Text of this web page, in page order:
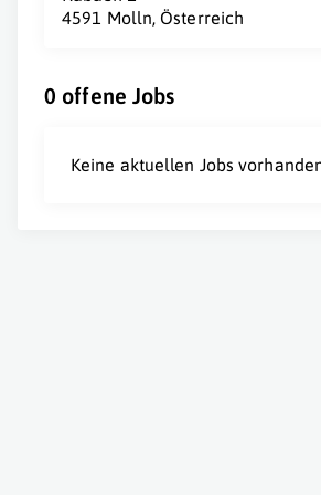
4591 Molln, Österreich
0 offene Jobs
Keine aktuellen Jobs